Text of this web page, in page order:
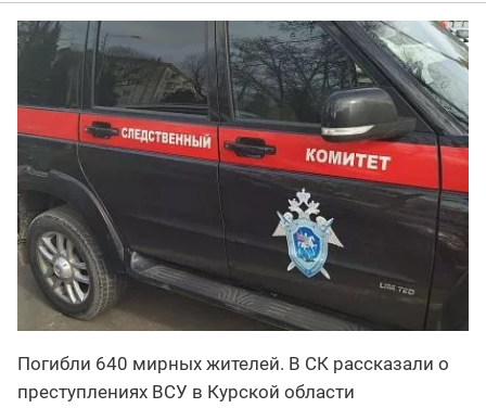
Погибли 640 мирных жителей. В СК рассказали о
преступлениях ВСУ в Курской области